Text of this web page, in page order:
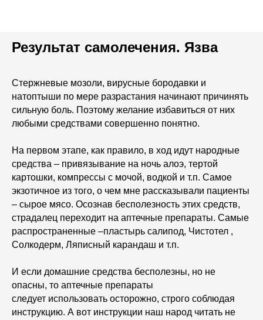
Результат самолечения. Язва
Стержневые мозоли, вирусные бородавки и
натоптыши по мере разрастания начинают причинять
сильную боль. Поэтому желание избавиться от них
любыми средствами совершенно понятно.
На первом этапе, как правило, в ход идут народные
средства – привязывание на ночь алоэ, тертой
картошки, компрессы с мочой, водкой и т.п. Самое
экзотичное из того, о чем мне рассказывали пациенты
– сырое мясо. Осознав бесполезность этих средств,
страдалец переходит на аптечные препараты. Самые
распространенные –пластырь салипод, Чистотел ,
Солкодерм, Ляписный карандаш и т.п.
И если домашние средства бесполезны, но не
опасны, то аптечные препараты
следует использовать осторожно, строго соблюдая
инструкцию. А вот инструкции наш народ читать не